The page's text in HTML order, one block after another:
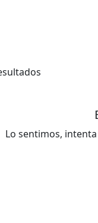
Lo sentimos,